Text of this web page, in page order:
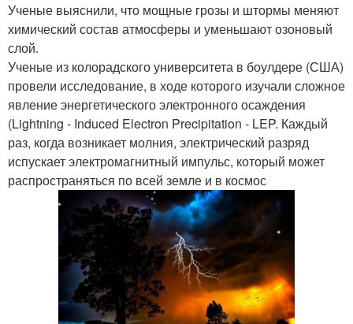
Ученые выяснили, что мощные грозы и штормы меняют
химический состав атмосферы и уменьшают озоновый
слой.
Ученые из колорадского университета в боулдере (США)
провели исследование, в ходе которого изучали сложное
явление энергетического электронного осаждения
(Lightning - Induced Electron Precipitation - LEP. Каждый
раз, когда возникает молния, электрический разряд
испускает электромагнитный импульс, который может
распространяться по всей земле и в космос